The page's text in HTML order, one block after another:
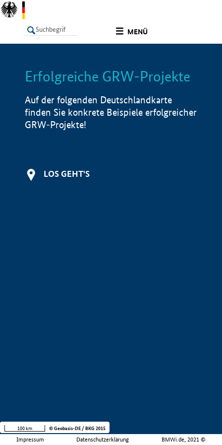
MENÜ
LISTE Info
Erfolgreiche GRW-Projekte
Auf der folgenden Deutschlandkarte
finden Sie konkrete Beispiele erfolgreicher
GRW-Projekte!
LOS GEHT'S
Impressum Datenschutzerklärung BMWi.de, 2021 ©
100 km © Geobasis-DE / BKG 2015